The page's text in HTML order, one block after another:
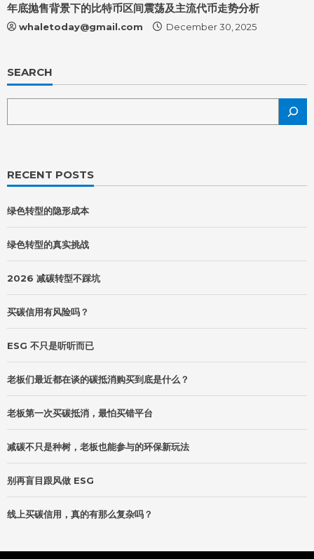
年底抛售背景下的比特币区间震荡及主流代币走势分析
whaletoday@gmail.com December 30, 2025
SEARCH
RECENT POSTS
绿色转型的隐形成本
绿色转型的真实挑战
2026 减碳转型不踩坑
买碳信用有风险吗？
ESG 不只是听听而已
老板们最近都在谈的碳抵消购买到底是什么？
老板第一次买碳抵消，最怕买错平台
减碳不只是种树，老板也能参与的环保新玩法
别再盲目跟风做 ESG
线上买碳信用，真的有那么复杂吗？